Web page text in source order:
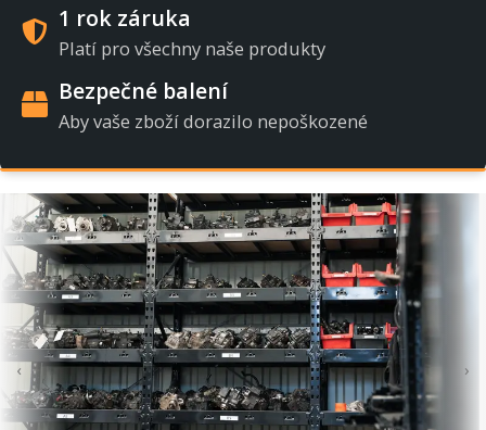
1 rok záruka
Platí pro všechny naše produkty
Bezpečné balení
Aby vaše zboží dorazilo nepoškozené
‹ ›